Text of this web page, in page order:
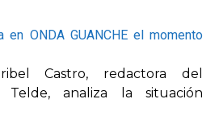
en ONDA GUANCHE el momento
Castro, redactora del
Telde, analiza la situación